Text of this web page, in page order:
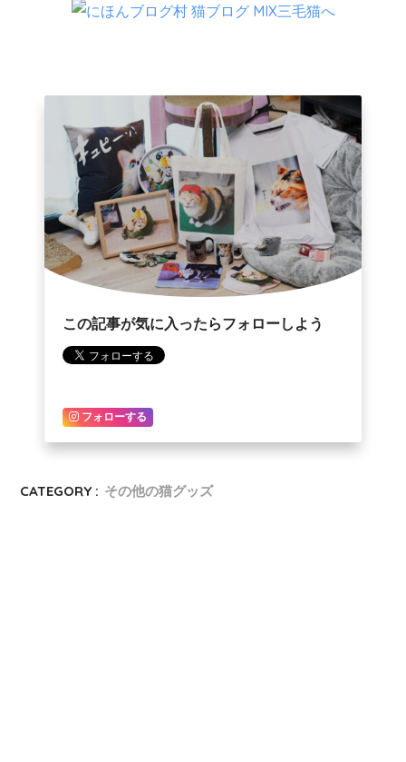
この記事が気に入ったらフォローしよう
フォローする
CATEGORY : その他の猫グッズ